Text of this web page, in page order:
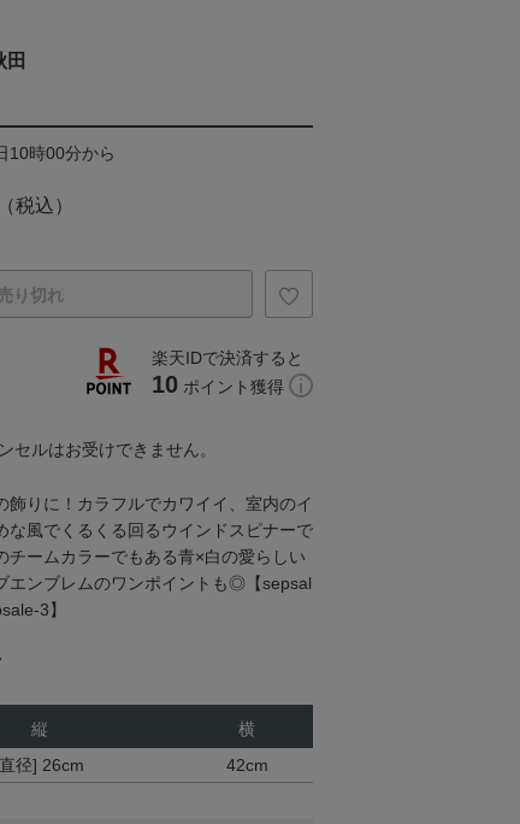
田
10時00分から
（税込）
り切れ
楽天IDで決済すると
10 ポイント獲得
ルはお受けできません。
飾りに！カラフルでカワイイ、室内のイ
な風でくるくる回るウインドスピナーで
チームカラーでもある青×白の愛らしい
エンブレムのワンポイントも◎【sepsal
3】
縦
横
径] 26cm 42cm